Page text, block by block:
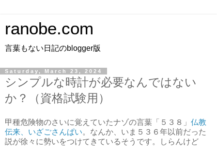
ranobe.com
言葉もない日記のblogger版
Saturday, March 23, 2024
シンプルな時計が必要なんではない
か？（資格試験用）
甲種危険物のさいに覚えていたナゾの言葉「５３８」 仏教
伝来、いざごさんぱい。なんか、いま５３６年以前だった
説が徐々に勢いをつけてきているそうです。しらんけど